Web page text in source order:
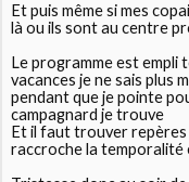
Et puis même si mes
là ou ils sont au centre
Le programme est empli
vacances je ne sais plus
pendant que je pointe
campagnard je trouve
Et il faut trouver repères
raccroche la